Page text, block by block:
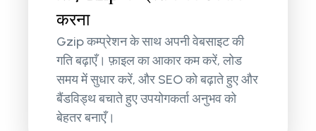
करना
Gzip कम्प्रेशन के साथ अपनी वेबसाइट की
गति बढ़ाएँ। फ़ाइल का आकार कम करें, लोड
समय में सुधार करें, और SEO को बढ़ाते हुए और
बैंडविड्थ बचाते हुए उपयोगकर्ता अनुभव को
बेहतर बनाएँ।